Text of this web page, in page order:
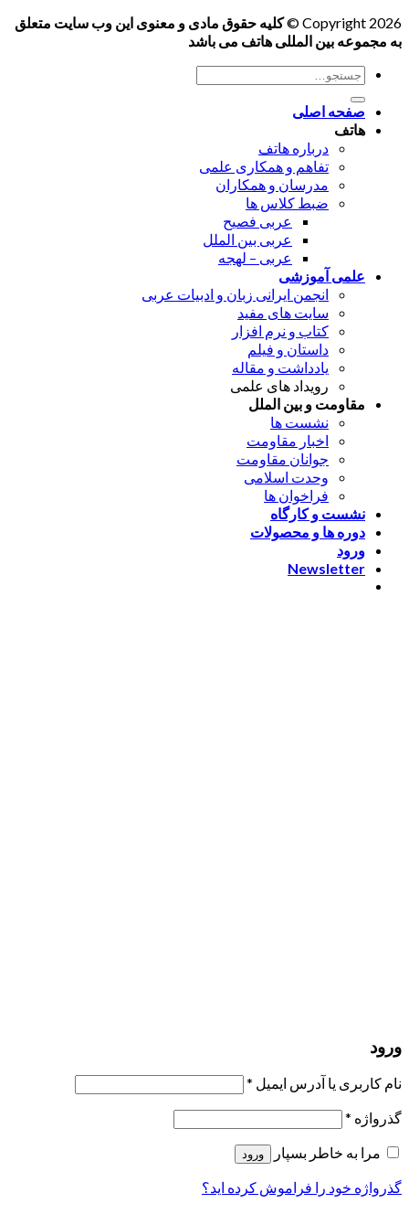
Copyright 2026 ©
کلیه حقوق مادی و معنوی این وب سایت متعلق
به مجموعه بین المللی هاتف می باشد
جستجو
برای:
صفحه اصلی
هاتف
درباره هاتف
تفاهم و همکاری علمی
مدرسان و همکاران
ضبط کلاس ها
عربی فصیح
عربی بین الملل
عربی – لهجه
علمی آموزشی
انجمن ایرانی زبان و ادبیات عربی
سایت های مفید
کتاب و نرم افزار
داستان و فیلم
یادداشت و مقاله
رویداد های علمی
مقاومت و بین الملل
نشست ها
اخبار مقاومت
جوانان مقاومت
وحدت اسلامی
فراخوان ها
نشست و کارگاه
دوره ها و محصولات
ورود
Newsletter
ورود
نام کاربری یا آدرس ایمیل *
گذرواژه *
مرا به خاطر بسپار
ورود
گذرواژه خود را فراموش کرده اید؟